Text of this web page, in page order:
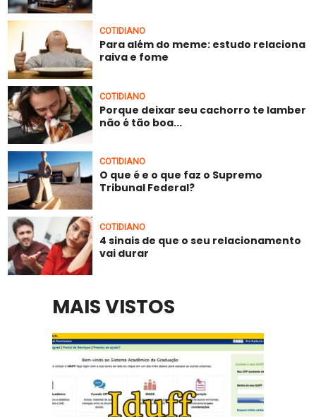
COTIDIANO
Para além do meme: estudo relaciona
raiva e fome
COTIDIANO
Porque deixar seu cachorro te lamber
não é tão boa...
COTIDIANO
O que é e o que faz o Supremo
Tribunal Federal?
COTIDIANO
4 sinais de que o seu relacionamento
vai durar
MAIS VISTOS